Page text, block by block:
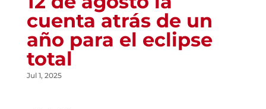
cuenta atrás de un
año para el eclipse
total
Jul 1, 2025